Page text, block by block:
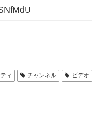
ィ チャンネル ビデオ